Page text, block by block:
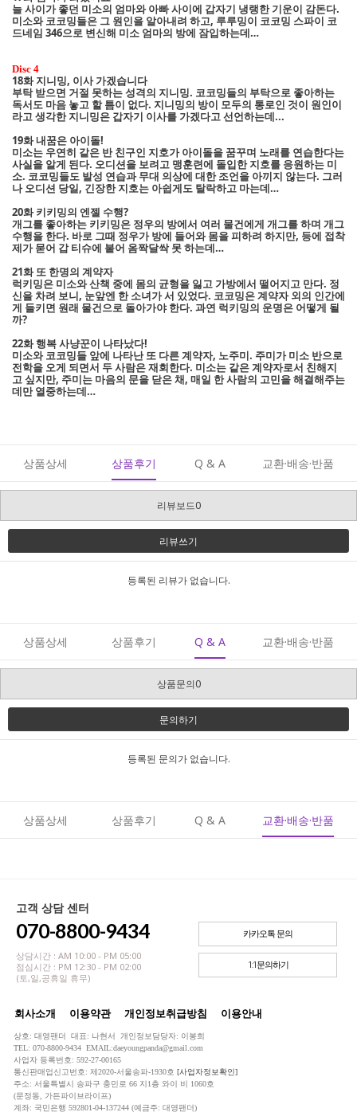
늘 사이가 좋던 미소의 엄마와 아빠 사이에 갑자기 냉랭한 기운이 감돈다.
미소와 코코밍들은 그 원인을 알아내려 하고, 루루밍이 코코밍 스파이 코
드네임 346으로 변신해 미소 엄마의 방에 잠입하는데…
Disc 4
18화 지니밍, 이사 가겠습니다
부탁 받으면 거절 못하는 성격의 지니밍. 코코밍들의 부탁으로 좋아하는
독서도 마음 놓고 할 틈이 없다. 지니밍의 방이 모두의 통로인 것이 원인이
라고 생각한 지니밍은 갑자기 이사를 가겠다고 선언하는데...
19화 내꿈은 아이돌!
미소는 우연히 같은 반 친구인 지호가 아이돌을 꿈꾸며 노래를 연습한다는
사실을 알게 된다. 오디션을 보려고 맹훈련에 돌입한 지호를 응원하는 미
소. 코코밍들도 발성 연습과 무대 의상에 대한 조언을 아끼지 않는다. 그러
나 오디션 당일, 긴장한 지호는 아쉽게도 탈락하고 마는데…
20화 키키밍의 엔젤 수행?
개그를 좋아하는 키키밍은 정우의 방에서 여러 물건에게 개그를 하며 개그
수행을 한다. 바로 그때 정우가 방에 들어와 몸을 피하려 하지만, 등에 접착
제가 묻어 갑 티슈에 붙어 옴짝달싹 못 하는데…
21화 또 한명의 계약자
럭키밍은 미소와 산책 중에 몸의 균형을 잃고 가방에서 떨어지고 만다. 정
신을 차려 보니, 눈앞엔 한 소녀가 서 있었다. 코코밍은 계약자 외의 인간에
게 들키면 원래 물건으로 돌아가야 한다. 과연 럭키밍의 운명은 어떻게 될
까?
22화 행복 사냥꾼이 나타났다!
미소와 코코밍들 앞에 나타난 또 다른 계약자, 노주미. 주미가 미소 반으로
전학을 오게 되면서 두 사람은 재회한다. 미소는 같은 계약자로서 친해지
고 싶지만, 주미는 마음의 문을 닫은 채, 매일 한 사람의 고민을 해결해주는
데만 열중하는데…
상품상세 상품후기 Q & A 교환·배송·반품
리뷰보드0
리뷰쓰기
등록된 리뷰가 없습니다.
상품상세 상품후기 Q & A 교환·배송·반품
상품문의0
문의하기
등록된 문의가 없습니다.
상품상세 상품후기 Q & A 교환·배송·반품
고객 상담 센터
070-8800-9434
상담시간 : AM 10:00 - PM 05:00
점심시간 : PM 12:30 - PM 02:00
(토,일,공휴일 휴무)
카카오톡 문의
1:1문의하기
회사소개 이용약관 개인정보취급방침 이용안내
상호: 대영팬더 대표: 나현서 개인정보담당자: 이봉희
TEL: 070-8800-9434 EMAIL:daeyoungpanda@gmail.com
사업자 등록번호: 592-27-00165
통신판매업신고번호: 제2020-서울송파-1930호 [사업자정보확인]
주소: 서울특별시 송파구 충민로 66 지1층 와이 비 1060호
(문정동, 가든파이브라이프)
계좌: 국민은행 592801-04-137244 (예금주: 대영팬더)